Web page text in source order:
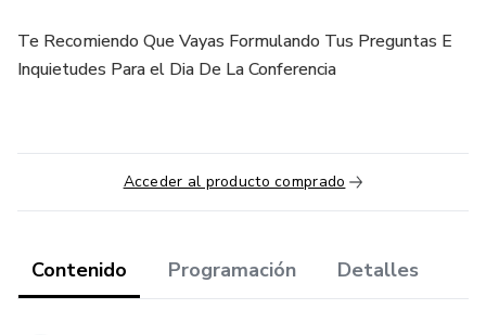
Te Recomiendo Que Vayas Formulando Tus Preguntas E
Inquietudes Para el Dia De La Conferencia
Acceder al producto comprado
Contenido Programación Detalles